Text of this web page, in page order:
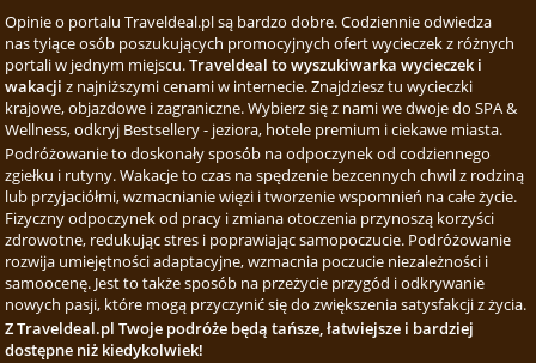
Opinie o portalu Traveldeal.pl są bardzo dobre. Codziennie odwiedza
nas tyiące osób poszukujących promocyjnych ofert wycieczek z różnych
portali w jednym miejscu.Traveldeal to wyszukiwarka wycieczek i
wakacji z najniższymi cenami w internecie. Znajdziesz tu wycieczki
krajowe, objazdowe i zagraniczne. Wybierz się z nami we dwoje do SPA &
Wellness, odkryj Bestsellery - jeziora, hotele premium i ciekawe miasta.
Podróżowanie to doskonały sposób na odpoczynek od codziennego
zgiełku i rutyny. Wakacje to czas na spędzenie bezcennych chwil z rodziną
lub przyjaciółmi, wzmacnianie więzi i tworzenie wspomnień na całe życie.
Fizyczny odpoczynek od pracy i zmiana otoczenia przynoszą korzyści
zdrowotne, redukując stres i poprawiając samopoczucie. Podróżowanie
rozwija umiejętności adaptacyjne, wzmacnia poczucie niezależności i
samoocenę. Jest to także sposób na przeżycie przygód i odkrywanie
nowych pasji, które mogą przyczynić się do zwiększenia satysfakcji z życia.
Z Traveldeal.pl Twoje podróże będą tańsze, łatwiejsze i bardziej
dostępne niż kiedykolwiek!